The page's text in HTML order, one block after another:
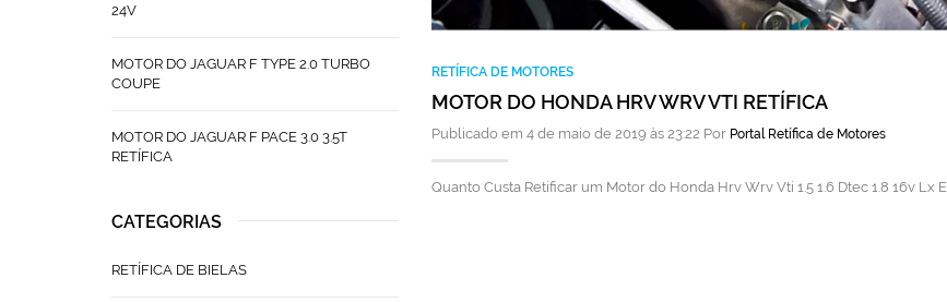
RETÍFICA DE MOTORES
MOTOR DO HONDA HRV WRV VTI RETÍFICA
Publicado em 4 de maio de 2019 às 23:22 Por Portal Retífica de Motores
Quanto Custa Retificar um Motor do Honda Hrv Wrv Vti 1.5 1.6 Dtec 1.8 16v Lx
24V
MOTOR DO JAGUAR F TYPE 2.0 TURBO
COUPE
MOTOR DO JAGUAR F PACE 3.0 3.5T
RETÍFICA
CATEGORIAS
RETÍFICA DE BIELAS